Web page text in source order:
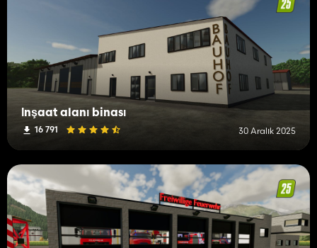
İnşaat alanı binası
16 791 30 Aralık 2025